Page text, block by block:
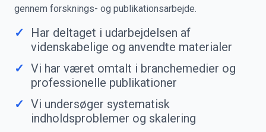
gennem forsknings- og publikationsarbejde.
Har deltaget i udarbejdelsen af
videnskabelige og anvendte materialer
Vi har været omtalt i branchemedier og
professionelle publikationer
Vi undersøger systematisk
indholdsproblemer og skalering